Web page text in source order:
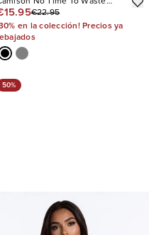
€22.95
en la colección! Precios ya
50%